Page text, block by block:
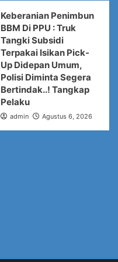
Keberanian Penimbun
BBM Di PPU : Truk
Tangki Subsidi
Terpakai Isikan Pick-
Up Didepan Umum,
Polisi Diminta Segera
Bertindak..! Tangkap
Pelaku
admin Agustus 6, 2026